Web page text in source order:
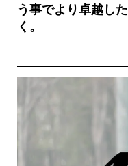
う事でより卓越し
く。